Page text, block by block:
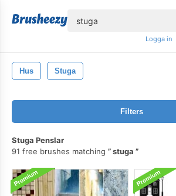
Logga in
Hus Stuga
Filters
Stuga Penslar
91 free brushes matching
stuga